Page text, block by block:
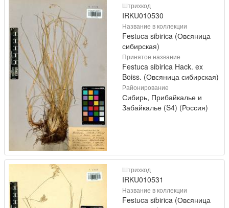
Штрихкод
IRKU010530
Название в коллекции
Festuca sibirica (Овсяница
сибирская)
Принятое название
Festuca sibirica Hack. ex
Boiss. (Овсяница сибирская)
Районирование
Сибирь, Прибайкалье и
Забайкалье (S4) (Россия)
Штрихкод
IRKU010531
Название в коллекции
Festuca sibirica (Овсяница